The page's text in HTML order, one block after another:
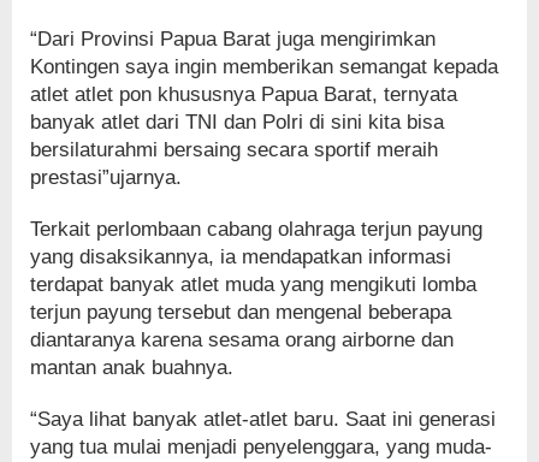
“Dari Provinsi Papua Barat juga mengirimkan
Kontingen saya ingin memberikan semangat kepada
atlet atlet pon khususnya Papua Barat, ternyata
banyak atlet dari TNI dan Polri di sini kita bisa
bersilaturahmi bersaing secara sportif meraih
prestasi”ujarnya.
Terkait perlombaan cabang olahraga terjun payung
yang disaksikannya, ia mendapatkan informasi
terdapat banyak atlet muda yang mengikuti lomba
terjun payung tersebut dan mengenal beberapa
diantaranya karena sesama orang airborne dan
mantan anak buahnya.
“Saya lihat banyak atlet-atlet baru. Saat ini generasi
yang tua mulai menjadi penyelenggara, yang muda-